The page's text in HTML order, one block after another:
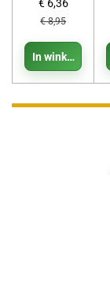
€ 6,36
€ 8,95
In winkelwagen